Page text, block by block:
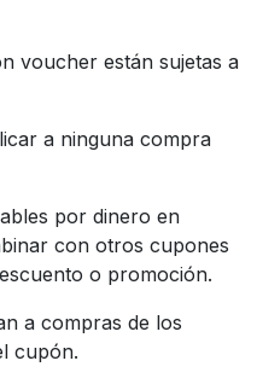
voucher están sujetas a
a ninguna compra
por dinero en
con otros cupones
o promoción.
a compras de los
cupón.